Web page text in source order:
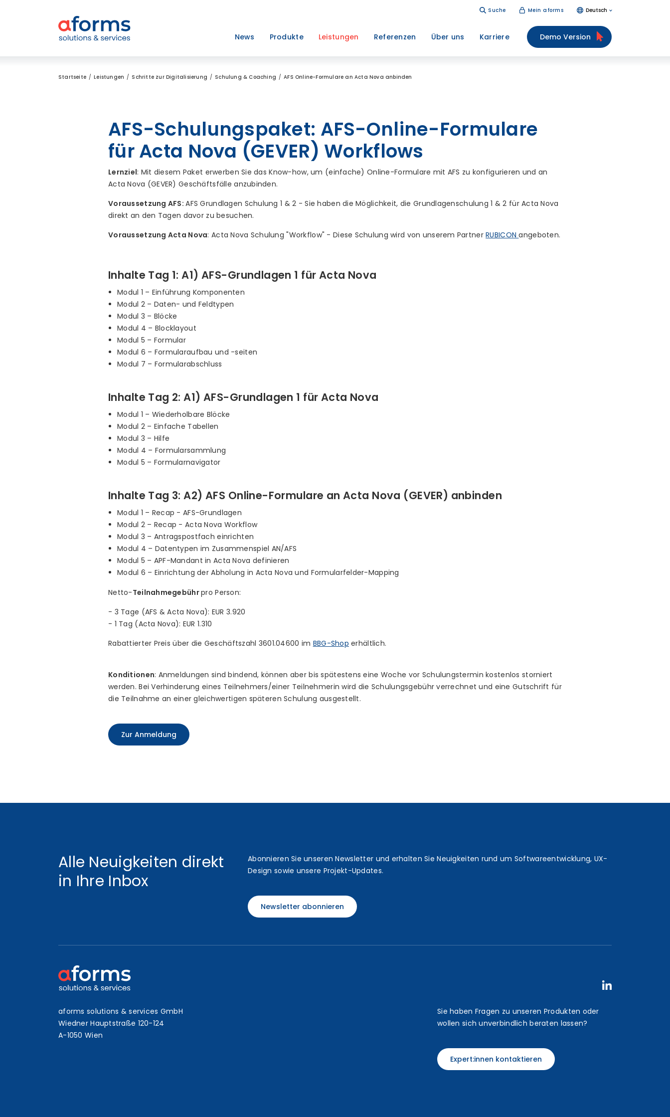
Suche Mein aforms Deutsch
News Produkte Leistungen Referenzen Über uns Karriere Demo Version
Startseite Leistungen Schritte zur Digitalisierung Schulung & Coaching AFS Online-Formulare an Acta Nova anbinden
AFS-Schulungspaket: AFS-Online-Formulare
für Acta Nova (GEVER) Workflows
Lernziel: Mit diesem Paket erwerben Sie das Know-how, um (einfache) Online-Formulare mit AFS zu konfigurieren und an
Acta Nova (GEVER) Geschäftsfälle anzubinden.
Voraussetzung AFS:AFS Grundlagen Schulung 1 & 2 - Sie haben die Möglichkeit, die Grundlagenschulung 1 & 2 für Acta Nova
direkt an den Tagen davor zu besuchen.
Voraussetzung Acta Nova: Acta Nova Schulung "Workflow" - Diese Schulung wird von unserem PartnerRUBICONangeboten.
Inhalte Tag 1: A1) AFS-Grundlagen 1 für Acta Nova
Modul 1 – Einführung Komponenten
Modul 2 – Daten- und Feldtypen
Modul 3 – Blöcke
Modul 4 – Blocklayout
Modul 5 – Formular
Modul 6 – Formularaufbau und -seiten
Modul 7 – Formularabschluss
Inhalte Tag 2: A1) AFS-Grundlagen 1 für Acta Nova
Modul 1 – Wiederholbare Blöcke
Modul 2 – Einfache Tabellen
Modul 3 – Hilfe
Modul 4 – Formularsammlung
Modul 5 – Formularnavigator
Inhalte Tag 3: A2) AFS Online-Formulare an Acta Nova (GEVER) anbinden
Modul 1 – Recap - AFS-Grundlagen
Modul 2 – Recap - Acta Nova Workflow
Modul 3 – Antragspostfach einrichten
Modul 4 – Datentypen im Zusammenspiel AN/AFS
Modul 5 – APF-Mandant in Acta Nova definieren
Modul 6 – Einrichtung der Abholung in Acta Nova und Formularfelder-Mapping
Netto-Teilnahmegebührpro Person:
- 3 Tage (AFS & Acta Nova): EUR 3.920
- 1 Tag (Acta Nova): EUR 1.310
Rabattierter Preis über die Geschäftszahl 3601.04600 im BBG-Shop erhältlich.
Konditionen: Anmeldungen sind bindend, können aber bis spätestens eine Woche vor Schulungstermin kostenlos storniert
werden. Bei Verhinderung eines Teilnehmers/einer Teilnehmerin wird die Schulungsgebühr verrechnet und eine Gutschrift für
die Teilnahme an einer gleichwertigen späteren Schulung ausgestellt.
Zur Anmeldung
Alle Neuigkeiten direkt
in Ihre Inbox
Abonnieren Sie unseren Newsletter und erhalten Sie Neuigkeiten rund um Softwareentwicklung, UX-
Design sowie unsere Projekt-Updates.
Newsletter abonnieren
aforms solutions & services GmbH
Wiedner Hauptstraße 120-124
A-1050 Wien
Sie haben Fragen zu unseren Produkten oder
wollen sich unverbindlich beraten lassen?
Expert:innen kontaktieren